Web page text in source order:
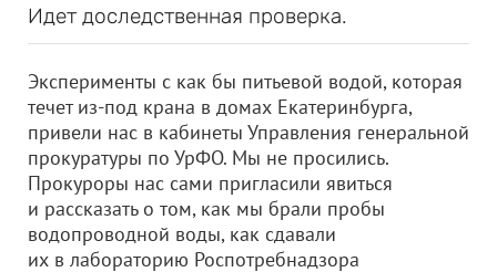
Идет доследственная проверка.
Эксперименты с как бы питьевой водой, которая
течет из-под крана в домах Екатеринбурга,
привели нас в кабинеты Управления генеральной
прокуратуры по УрФО. Мы не просились.
Прокуроры нас сами пригласили явиться
и рассказать о том, как мы брали пробы
водопроводной воды, как сдавали
их в лабораторию Роспотребнадзора